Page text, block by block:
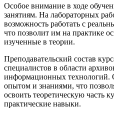
Особое внимание в ходе
занятиям. На лабораторных
возможность работать с
что позволит им на практике
изученные в теории.
Преподавательский состав
специалистов в области
информационных технологий.
опытом и знаниями, что
освоить теоретическую часть
практические навыки.